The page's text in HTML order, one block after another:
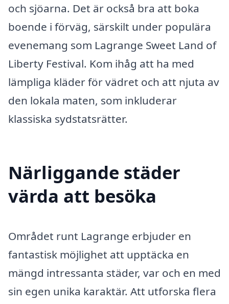
och sjöarna. Det är också bra att boka
boende i förväg, särskilt under populära
evenemang som Lagrange Sweet Land of
Liberty Festival. Kom ihåg att ha med
lämpliga kläder för vädret och att njuta av
den lokala maten, som inkluderar
klassiska sydstatsrätter.
Närliggande städer
värda att besöka
Området runt Lagrange erbjuder en
fantastisk möjlighet att upptäcka en
mängd intressanta städer, var och en med
sin egen unika karaktär. Att utforska flera